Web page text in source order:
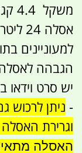
משקל 4.4 קג'
אסלה
למעוניינים
הגבהה לאסלה
- ניתן לרכוש
וגרירת
האסלה